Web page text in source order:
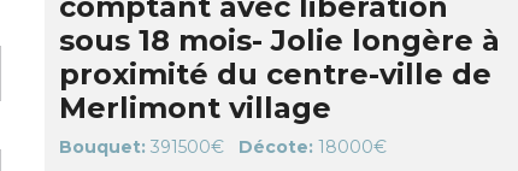
sous 18 mois- Jolie longère à
proximité du centre-ville de
Merlimont village
Bouquet: 391500€ Décote: 18000€